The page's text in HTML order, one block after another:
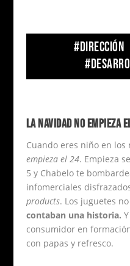
LA NAVIDAD NO EMPIEZA
Cuando eres niño en los
empieza el 24. Empieza
5 y Chabelo te
infomerciales
products. Los juguetes
contaban una historia.
consumidor en
con papas y refresco.